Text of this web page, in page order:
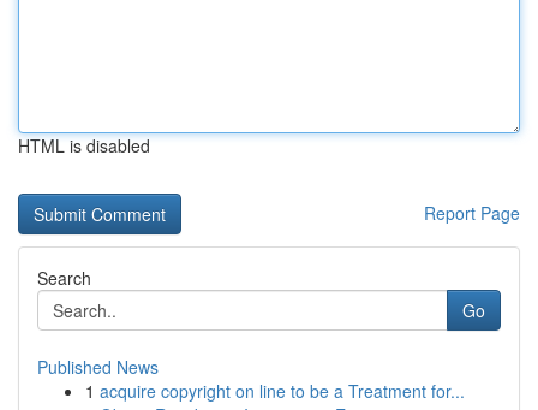
HTML is disabled
Report Page
Search
Go
Published News
1 acquire copyright on line to be a Treatment for...